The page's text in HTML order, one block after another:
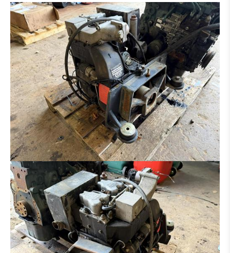
GODET DE TERRASSEMENT
GODET DE CURRAGE
GODET DE CURRAGE HYDR
PLATIN POUR MARTEAU - GRAPPIN - ETC.
PINCE À TRIE
PINCE À GRAB
RÂTEAU
MARTEAU PIQUEUR
PINCE BOIS